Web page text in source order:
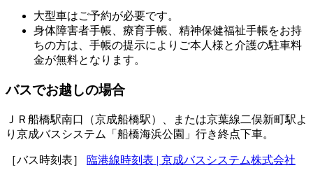
大型車はご予約が必要です。
身体障害者手帳、療育手帳、精神保健福祉手帳をお持
ちの方は、手帳の提示によりご本人様と介護の駐車料
金が無料となります。
バスでお越しの場合
ＪＲ船橋駅南口（京成船橋駅）、または京葉線二俣新町駅よ
り京成バスシステム「船橋海浜公園」行き終点下車。
［バス時刻表］ 臨港線時刻表 | 京成バスシステム株式会社